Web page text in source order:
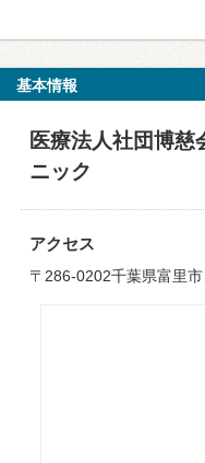
基本情報
医療法人社団博慈
ニック
アクセス
〒286-0202千葉県富里